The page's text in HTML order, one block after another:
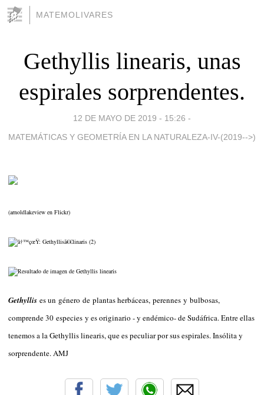
MATEMOLIVARES
Gethyllis linearis, unas
espirales sorprendentes.
12 DE MAYO DE 2019 - 15:26 -
MATEMÁTICAS Y GEOMETRÍA EN LA NATURALEZA-IV-(2019-->)
(arnoldlakeview en Flickr)
Gethyllis es un género de plantas herbáceas, perennes y bulbosas,
comprende 30 especies y es originario - y endémico- de Sudáfrica. Entre ellas
tenemos a la Gethyllis linearis, que es peculiar por sus espirales. Insólita y
sorprendente. AMJ